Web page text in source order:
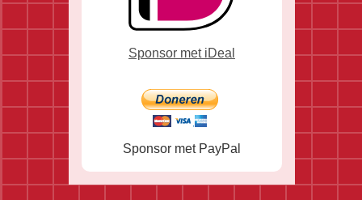
Sponsor met iDeal
Sponsor met PayPal